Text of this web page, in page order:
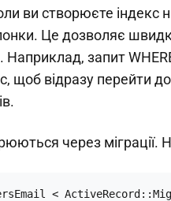
ви створюєте індекс
Це дозволяє
Наприклад, запит
щоб відразу перейти
через міграції.
<